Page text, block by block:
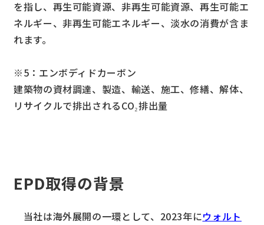
を指し、再生可能資源、非再生可能資源、再生可能エ
ネルギー、非再生可能エネルギー、淡水の消費が含ま
れます。
※5：エンボディドカーボン
建築物の資材調達、製造、輸送、施工、修繕、解体、
リサイクルで排出されるCO₂排出量
EPD取得の背景
当社は海外展開の一環として、2023年にウォルト